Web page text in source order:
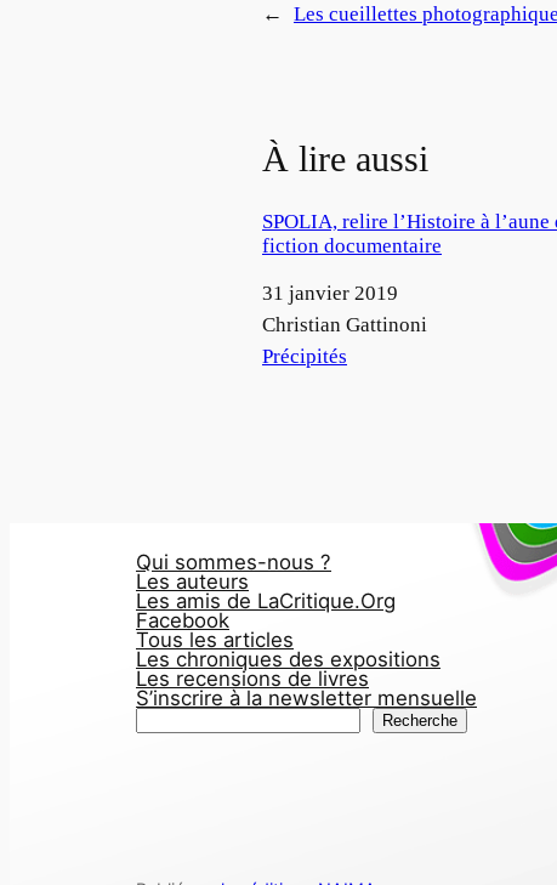
← Les cueillettes
À lire aussi
SPOLIA, relire l’Histoire à l’aune
fiction documentaire
Date
31 janvier 2019
Auteur
Christian Gattinoni
Par rapport à
Précipités
Qui sommes-nous ?
Les auteurs
Les amis de LaCritique.Org
Facebook
Tous les articles
Les chroniques des expositions
Les recensions de livres
S’inscrire à la newsletter mensuelle
r
Recherche